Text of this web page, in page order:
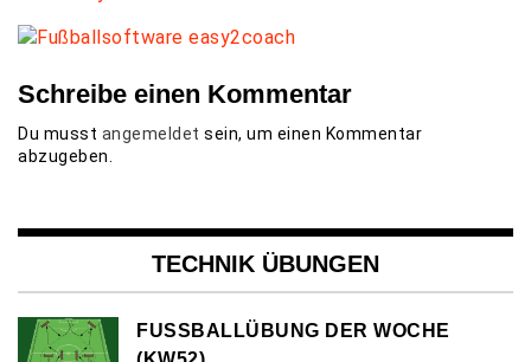
Schreibe einen Kommentar
Du musst angemeldet sein, um einen Kommentar
abzugeben.
TECHNIK ÜBUNGEN
FUSSBALLÜBUNG DER WOCHE (